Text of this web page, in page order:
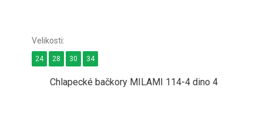
Chlapecké bačkory MILAMI 114-4 dino 4
24 28 30 34